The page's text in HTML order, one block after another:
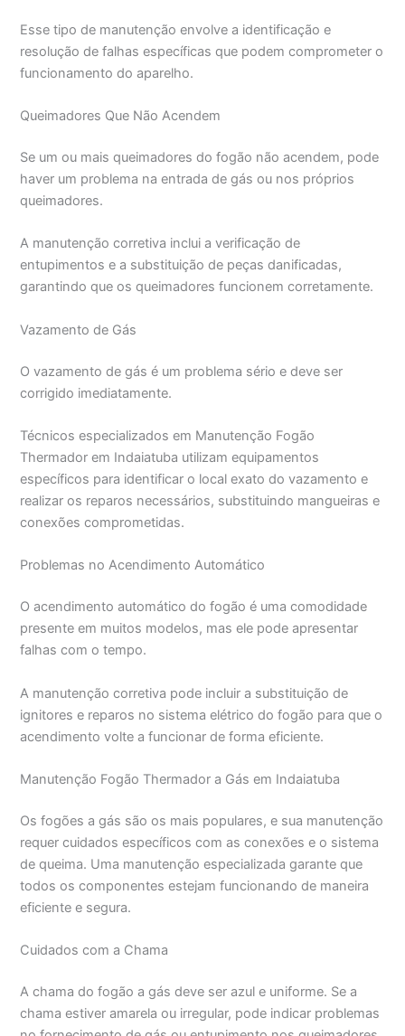
Esse tipo de manutenção envolve a identificação e
resolução de falhas específicas que podem comprometer o
funcionamento do aparelho.
Queimadores Que Não Acendem
Se um ou mais queimadores do fogão não acendem, pode
haver um problema na entrada de gás ou nos próprios
queimadores.
A manutenção corretiva inclui a verificação de
entupimentos e a substituição de peças danificadas,
garantindo que os queimadores funcionem corretamente.
Vazamento de Gás
O vazamento de gás é um problema sério e deve ser
corrigido imediatamente.
Técnicos especializados em Manutenção Fogão
Thermador em Indaiatuba utilizam equipamentos
específicos para identificar o local exato do vazamento e
realizar os reparos necessários, substituindo mangueiras e
conexões comprometidas.
Problemas no Acendimento Automático
O acendimento automático do fogão é uma comodidade
presente em muitos modelos, mas ele pode apresentar
falhas com o tempo.
A manutenção corretiva pode incluir a substituição de
ignitores e reparos no sistema elétrico do fogão para que o
acendimento volte a funcionar de forma eficiente.
Manutenção Fogão Thermador a Gás em Indaiatuba
Os fogões a gás são os mais populares, e sua manutenção
requer cuidados específicos com as conexões e o sistema
de queima. Uma manutenção especializada garante que
todos os componentes estejam funcionando de maneira
eficiente e segura.
Cuidados com a Chama
A chama do fogão a gás deve ser azul e uniforme. Se a
chama estiver amarela ou irregular, pode indicar problemas